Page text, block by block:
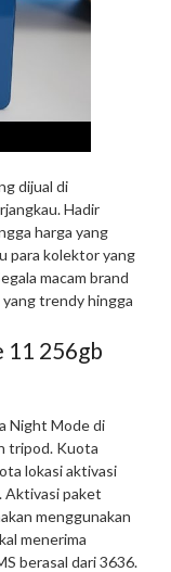
dijual di
Hadir
harga yang
para kolektor yang
macam brand
trendy hingga
11 256gb
Night Mode di
tripod. Kuota
lokasi aktivasi
Aktivasi paket
menggunakan
menerima
berasal dari 3636.